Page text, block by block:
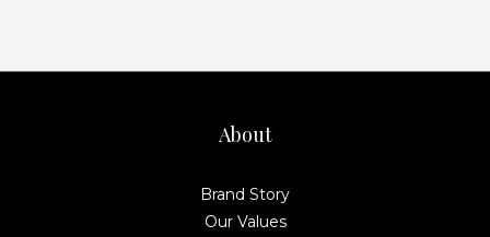
About
Brand Story
Our Values